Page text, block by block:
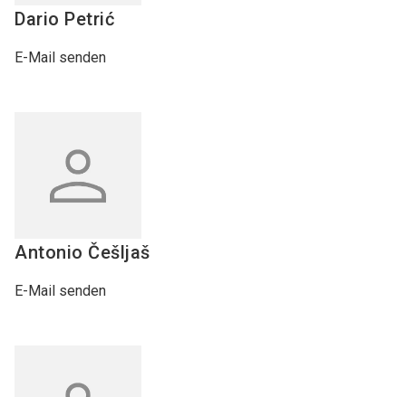
Dario Petrić
E-Mail senden
Antonio Češljaš
E-Mail senden